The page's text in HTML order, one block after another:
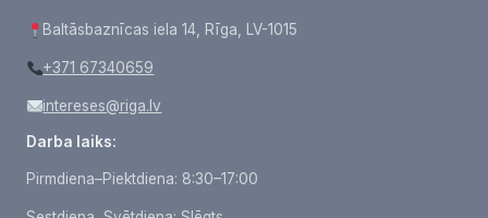
Baltāsbaznīcas iela 14, Rīga, LV-1015
+371 67340659
intereses@riga.lv
Darba laiks:
Pirmdiena–Piektdiena: 8:30–17:00